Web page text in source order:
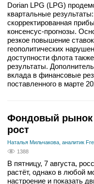
Dorian LPG (LPG)
квартальные
скорректированная
консенсус-прогнозы.
резкое повышение
геополитических
доступности флота
результаты.
вклада в финансовые
поставленного в марте
Фондовый рынок
рост
Наталья Мильчакова, аналитик
1388
В пятницу, 7 августа,
растёт, однако в любой
настроение и показать